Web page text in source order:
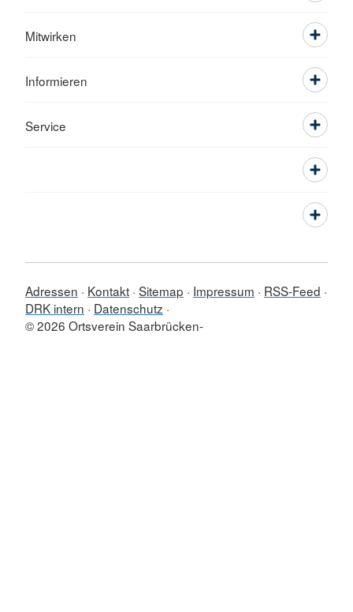
Mitwirken
Informieren
Service
Adressen Kontakt Sitemap Impressum
RSS-Feed
DRK intern
Datenschutz
© 2026 Ortsverein Saarbrücken-